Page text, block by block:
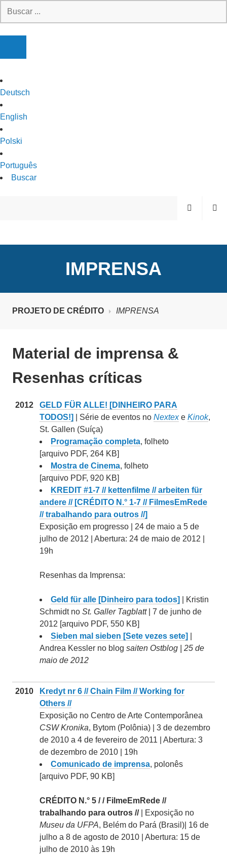
Deutsch
English
Polski
Português
Buscar
CRÉDITO Nº 1-7
MENU
SUCHE
IMPRENSA
PROJETO DE CRÉDITO IMPRENSA
Material de imprensa &
Resenhas críticas
2012
GELD FÜR ALLE! [DINHEIRO PARA
TODOS!]
| Série de eventos no Nextexe Kinok,
St. Gallen (Suíça)
Programação completa, folheto
[arquivo PDF, 264 KB]
Mostra de Cinema, folheto
[arquivo PDF, 920 KB]
KREDIT #1-7 // kettenfilme // arbeiten für
andere // [CRÉDITO N.° 1-7 // FilmesEmRede
// trabalhando para outros //]
Exposição em progresso | 24 de maio a 5 de
julho de 2012 | Abertura: 24 de maio de 2012 |
19h
Resenhas da Imprensa:
Geld für alle [Dinheiro para todos]
| Kristin
Schmidt no St. Galler Tagblatt| 7 de junho de
2012 [arquivo PDF, 550 KB]
Sieben mal sieben [Sete vezes sete]
Andrea Kessler no blog saiten Ostblog | 25 de
maio de 2012
2010
Kredyt nr 6 // Chain Film // Working for
Others //
Exposição no Centro de Arte Contemporânea
CSW Kronika, Bytom (Polônia) | 3 de dezembro
de 2010 a 4 de fevereiro de 2011 | Abertura: 3
de dezembro de 2010 | 19h
Comunicado de imprensa, polonês
[arquivo PDF, 90 KB]
CRÉDITO N.° 5 / / FilmeEmRede //
trabalhando para outros //| Exposição no
Museu da UFPA, Belém do Pará (Brasil)| 16 de
julho a 8 de agosto de 2010 | Abertura: 15 de
julho de 2010 às 19h